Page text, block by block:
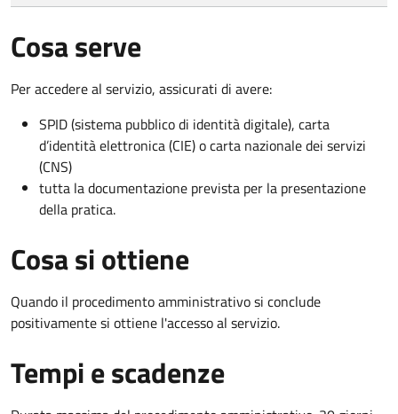
Cosa serve
Per accedere al servizio, assicurati di avere:
SPID (sistema pubblico di identità digitale), carta
d’identità elettronica (CIE) o carta nazionale dei servizi
(CNS)
tutta la documentazione prevista per la presentazione
della pratica.
Cosa si ottiene
Quando il procedimento amministrativo si conclude
positivamente si ottiene l'accesso al servizio.
Tempi e scadenze